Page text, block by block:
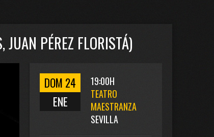
PÉREZ FLORISTÁ)
DOM 24
ENE
19:00H
TEATRO
MAESTRANZA
SEVILLA